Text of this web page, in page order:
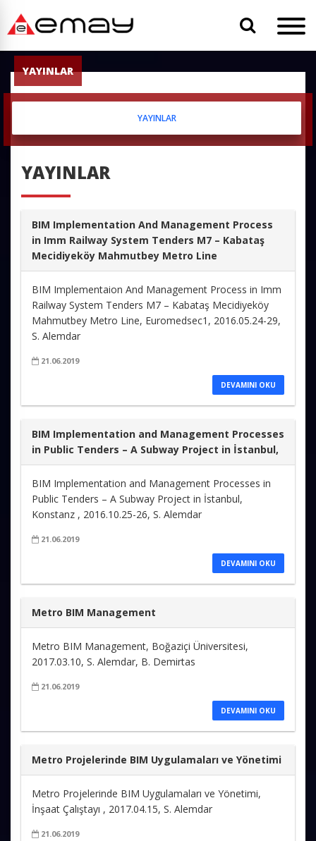
YAYINLAR
YAYINLAR
YAYINLAR
BIM Implementation And Management Process
in Imm Railway System Tenders M7 – Kabataş
Mecidiyeköy Mahmutbey Metro Line
BIM Implementaion And Management Process in Imm
Railway System Tenders M7 – Kabataş Mecidiyeköy
Mahmutbey Metro Line, Euromedsec1, 2016.05.24-29,
S. Alemdar
21.06.2019
DEVAMINI OKU
BIM Implementation and Management Processes
in Public Tenders – A Subway Project in İstanbul,
BIM Implementation and Management Processes in
Public Tenders – A Subway Project in İstanbul,
Konstanz , 2016.10.25-26, S. Alemdar
21.06.2019
DEVAMINI OKU
Metro BIM Management
Metro BIM Management, Boğaziçi Üniversitesi,
2017.03.10, S. Alemdar, B. Demirtas
21.06.2019
DEVAMINI OKU
Metro Projelerinde BIM Uygulamaları ve Yönetimi
Metro Projelerinde BIM Uygulamaları ve Yönetimi,
İnşaat Çalıştayı , 2017.04.15, S. Alemdar
21.06.2019